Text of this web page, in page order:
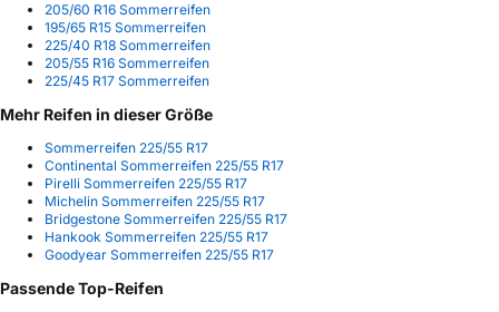
205/60 R16 Sommerreifen
195/65 R15 Sommerreifen
225/40 R18 Sommerreifen
205/55 R16 Sommerreifen
225/45 R17 Sommerreifen
Mehr Reifen in dieser Größe
Sommerreifen 225/55 R17
Continental Sommerreifen 225/55 R17
Pirelli Sommerreifen 225/55 R17
Michelin Sommerreifen 225/55 R17
Bridgestone Sommerreifen 225/55 R17
Hankook Sommerreifen 225/55 R17
Goodyear Sommerreifen 225/55 R17
Passende Top-Reifen